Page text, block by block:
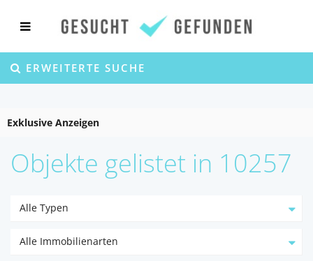
ERWEITERTE SUCHE
Exklusive Anzeigen
Objekte gelistet in 10257
Alle Typen
Alle Immobilienarten